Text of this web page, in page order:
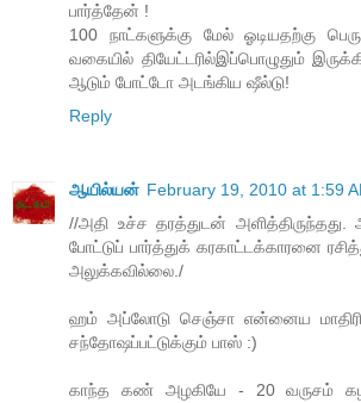
பார்த்தேன் !
100 நாட்களுக்கு மேல் ஓடியதற்கு
வகையில் தியேட்டரில்இப்பொழுதும்
ஆடும் போட்டோ அடங்கிய ஷீல்டு!
Reply
ஆயில்யன் February 19, 2010 at 1:59
//அதி உச்ச தரத்துடன் அளித்திருந்தது.
போட்டுப் பார்த்துக் கரகாட்டக்காரனை
அலுக்கவில்லை./
ஹம் அப்லோடு செஞ்சா என்னைய
சந்தோஷப்பட்டுக்கும் பாஸ் :)
காந்த கண் அழகியே - 20 வருசம்